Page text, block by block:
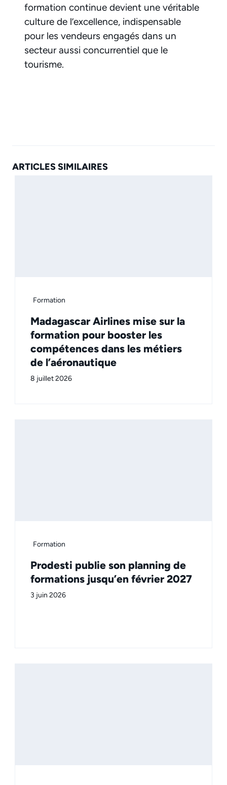
formation continue devient une véritable
culture de l’excellence, indispensable
pour les vendeurs engagés dans un
secteur aussi concurrentiel que le
tourisme.
ARTICLES SIMILAIRES
Formation
Madagascar Airlines mise sur la
formation pour booster les
compétences dans les métiers
de l’aéronautique
8 juillet 2026
Formation
Prodesti publie son planning de
formations jusqu’en février 2027
3 juin 2026